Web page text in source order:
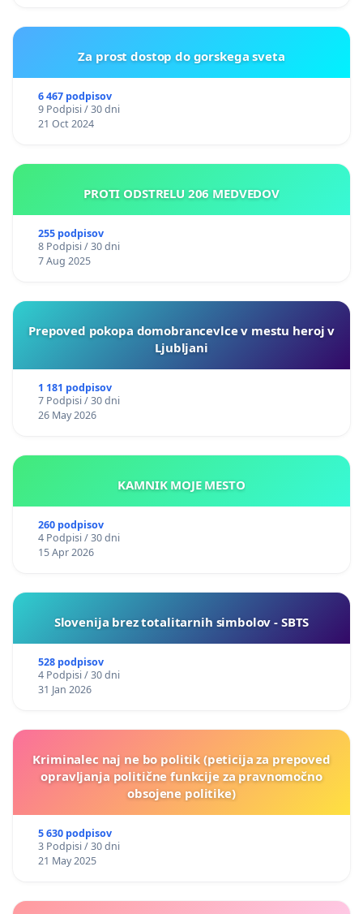
Za prost dostop do gorskega sveta
6 467 podpisov
9 Podpisi / 30 dni
21 Oct 2024
PROTI ODSTRELU 206 MEDVEDOV
255 podpisov
8 Podpisi / 30 dni
7 Aug 2025
Prepoved pokopa domobrancevlce v mestu heroj v
Ljubljani
1 181 podpisov
7 Podpisi / 30 dni
26 May 2026
KAMNIK MOJE MESTO
260 podpisov
4 Podpisi / 30 dni
15 Apr 2026
Slovenija brez totalitarnih simbolov - SBTS
528 podpisov
4 Podpisi / 30 dni
31 Jan 2026
Kriminalec naj ne bo politik (peticija za prepoved
opravljanja politične funkcije za pravnomočno
obsojene politike)
5 630 podpisov
3 Podpisi / 30 dni
21 May 2025